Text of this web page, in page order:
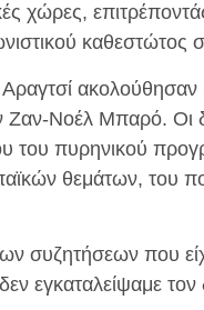
χώρες,
Ζαν-Νοέλ Μπαρό. Οι
του πυρηνικού
θεμάτων, του
συζητήσεων που
εγκαταλείψαμε